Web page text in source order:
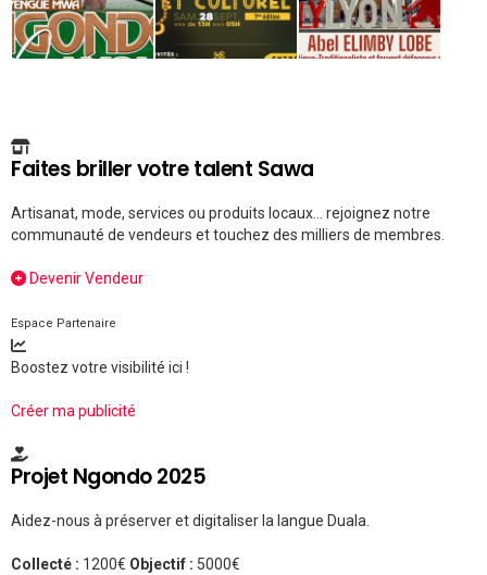
Faites briller votre talent Sawa
Artisanat, mode, services ou produits locaux... rejoignez notre
communauté de vendeurs et touchez des milliers de membres.
Devenir Vendeur
Espace Partenaire
Boostez votre visibilité ici !
Créer ma publicité
Projet Ngondo 2025
Aidez-nous à préserver et digitaliser la langue Duala.
Collecté : 1200€ Objectif : 5000€